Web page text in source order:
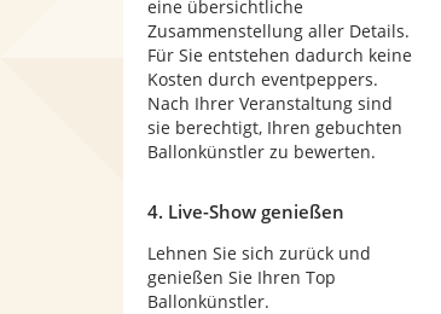
eine übersichtliche
Zusammenstellung aller Details.
Für Sie entstehen dadurch keine
Kosten durch eventpeppers.
Nach Ihrer Veranstaltung sind
sie berechtigt, Ihren gebuchten
Ballonkünstler zu bewerten.
4. Live-Show genießen
Lehnen Sie sich zurück und
genießen Sie Ihren Top
Ballonkünstler.